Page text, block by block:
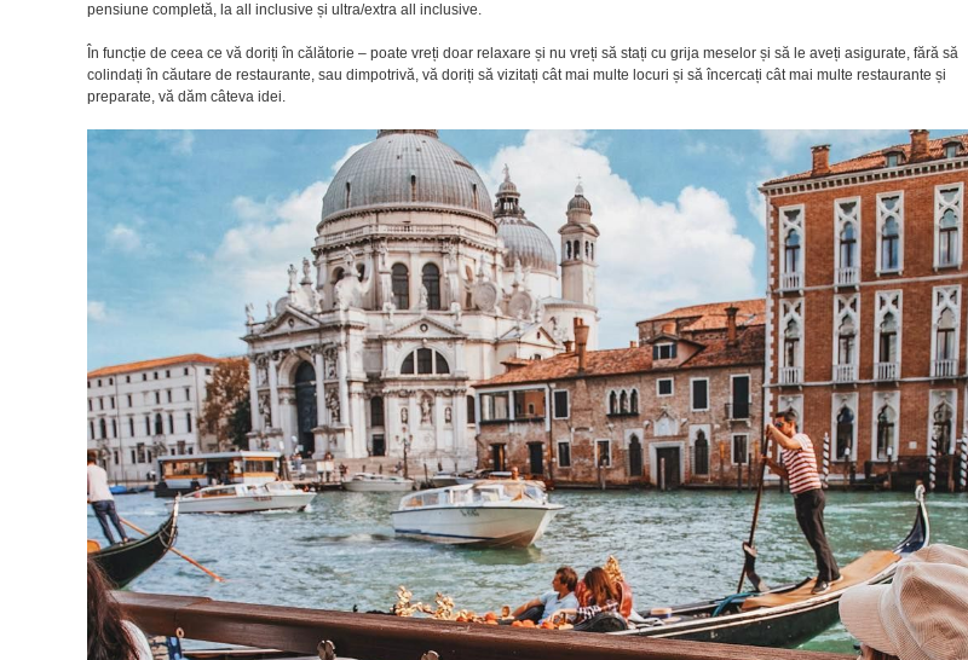
pensiune completă, la all inclusive și ultra/extra all inclusive.
În funcție de ceea ce vă doriți în călătorie – poate vreți doar relaxare și nu vreți să stați cu grija meselor și să le aveți asigurate, fără să
colindați în căutare de restaurante, sau dimpotrivă, vă doriți să vizitați cât mai multe locuri și să încercați cât mai multe restaurante și
preparate, vă dăm câteva idei.